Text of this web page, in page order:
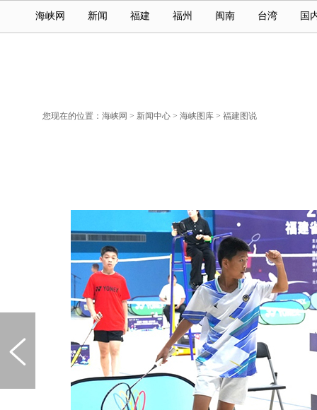
海峡网 新闻 福建 福州 闽南 台湾 国
您现在的位置： 海峡网 > 新闻中心 > 海峡图库 > 福建图说